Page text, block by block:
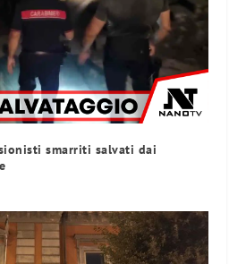
smarriti salvati dai